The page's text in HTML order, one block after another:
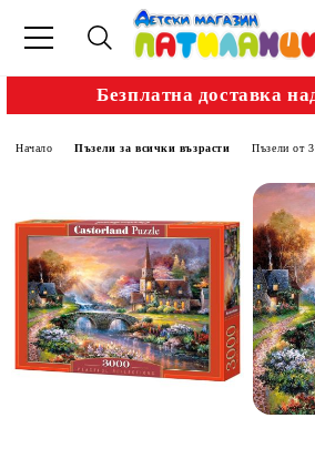
Безплатна доставка
Начало Пъзели за всички възрасти Пъзели от